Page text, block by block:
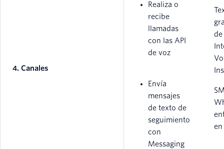
4. Canales
Realiza o
recibe
llamadas
con las API
de voz
Envía
mensajes
de texto de
seguimiento
con
Messaging
de